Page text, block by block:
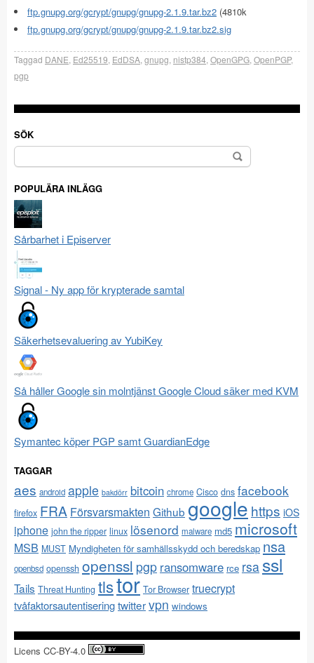
ftp.gnupg.org/gcrypt/gnupg/gnupg-2.1.9.tar.bz2 (4810k
ftp.gnupg.org/gcrypt/gnupg/gnupg-2.1.9.tar.bz2.sig
Taggad DANE Ed25519 EdDSA gnupg nistp384 OpenGPG OpenPGP,
pgp
SÖK
Sök
efter:
POPULÄRA INLÄGG
Sårbarhet i Episerver
Signal - Ny app för krypterade samtal
Säkerhetsevaluering av YubiKey
Så håller Google sin molntjänst Google Cloud säker med KVM
Symantec köper PGP samt GuardianEdge
TAGGAR
aes android apple bakdörr bitcoin chrome Cisco dns facebook
firefox FRA Försvarsmakten Github google https iOS
iphone john the ripper linux lösenord malware md5 microsoft
MSB MUST Myndigheten för samhällsskydd och beredskap nsa
openbsd openssh openssl pgp ransomware rce rsa ssl
Tails Threat Hunting tlstor Tor Browser truecrypt
tvåfaktorsautentiseringtwittervpn windows
Licens CC-BY-4.0